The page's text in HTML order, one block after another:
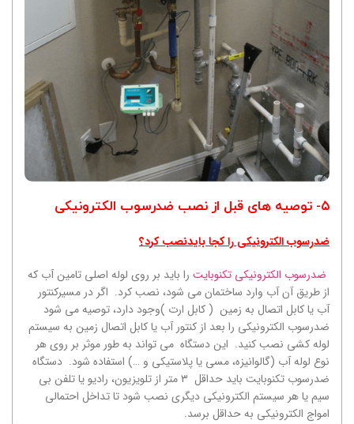
۵- توصیه های قبل از نصب ضدرسوب الکترونیکی
ضدرسوب الکترونیکیرا کجا بایدنصب کرد؟
ضدرسوب الکترونیکی تکنوبایت را باید بر روی لوله اصلی تامین آب که
از طریق آن آب وارد ساختمان می شود، نصب کرد. اگر در مسیرکنتور
آب یا کابل اتصال به زمین ( کابل ارت )وجود دارد، توصیه می شود
ضدرسوب الکترونیکی را بعد از کنتور آب یا کابل اتصال زمین به سیستم
لوله کشی نصب کنید. این دستگاه می تواند به طور موثر بر روی هر
نوع لوله آب (گالوانیزه، مسی یا پلاستیکی و …) استفاده شود. دستگاه
ضدرسوب تکنوبایت باید حداقل ۳ متر از تلویزیون، رادیو یا تلفن بی
سیم یا هر سیستم الکترونیکی دیگری نصب شود تا تداخل احتمالی
امواج الکترونیکی به حداقل برسد.